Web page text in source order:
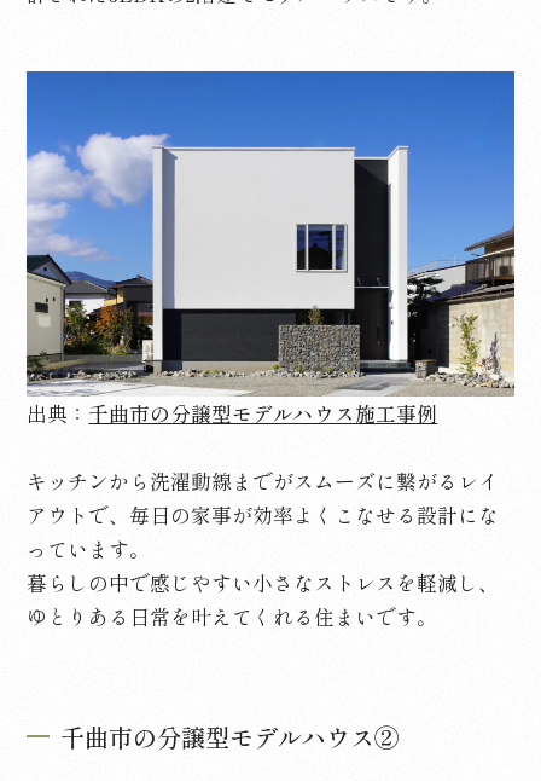
出典： 千曲市の分譲型モデルハウス施工事例
キッチンから洗濯動線までがスムーズに繋がるレイ
アウトで、毎日の家事が効率よくこなせる設計にな
っています。
暮らしの中で感じやすい小さなストレスを軽減し、
ゆとりある日常を叶えてくれる住まいです。
千曲市の分譲型モデルハウス②